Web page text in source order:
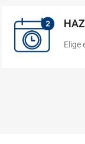
Elige